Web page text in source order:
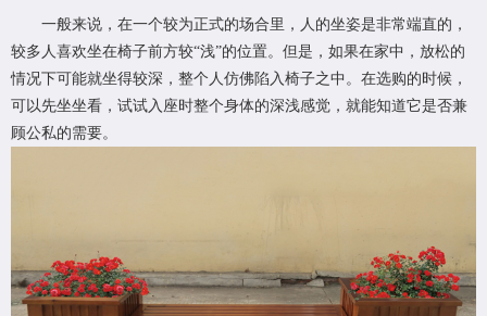
一般来说，在一个较为正式的场合里，人的坐姿是非常端直的，
较多人喜欢坐在椅子前方较“浅”的位置。但是，如果在家中，放松的
情况下可能就坐得较深，整个人仿佛陷入椅子之中。在选购的时候，
可以先坐坐看，试试入座时整个身体的深浅感觉，就能知道它是否兼
顾公私的需要。